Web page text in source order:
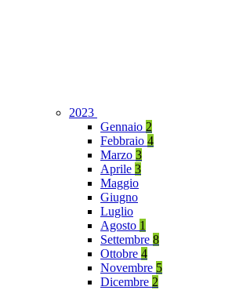
2023
Gennaio 2
Febbraio 4
Marzo 3
Aprile 3
Maggio
Giugno
Luglio
Agosto 1
Settembre 8
Ottobre 4
Novembre 5
Dicembre 2